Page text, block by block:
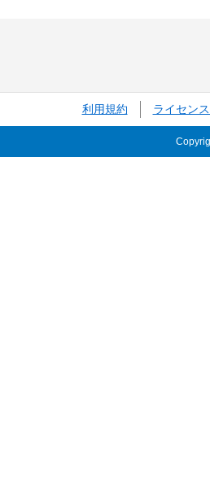
利用規約 ライセン